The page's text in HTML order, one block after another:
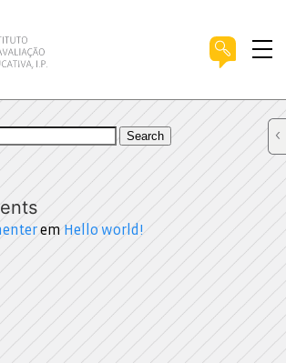
Search
em Hello world!